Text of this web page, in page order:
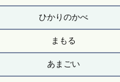
ひかりのかべ
まもる
あまごい